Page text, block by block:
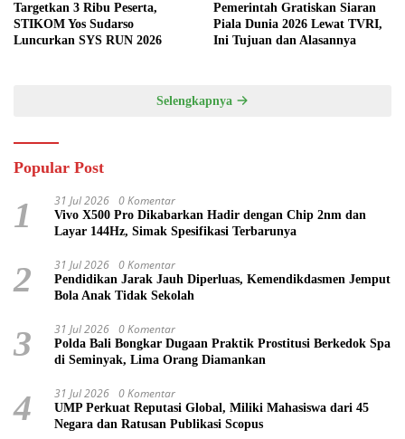
Targetkan 3 Ribu Peserta,
STIKOM Yos Sudarso
Luncurkan SYS RUN 2026
Pemerintah Gratiskan Siaran
Piala Dunia 2026 Lewat TVRI,
Ini Tujuan dan Alasannya
Selengkapnya
Popular Post
1 31 Jul 2026 0 Komentar
Vivo X500 Pro Dikabarkan Hadir dengan Chip 2nm dan
Layar 144Hz, Simak Spesifikasi Terbarunya
2 31 Jul 2026 0 Komentar
Pendidikan Jarak Jauh Diperluas, Kemendikdasmen Jemput
Bola Anak Tidak Sekolah
3 31 Jul 2026 0 Komentar
Polda Bali Bongkar Dugaan Praktik Prostitusi Berkedok Spa
di Seminyak, Lima Orang Diamankan
4 31 Jul 2026 0 Komentar
UMP Perkuat Reputasi Global, Miliki Mahasiswa dari 45
Negara dan Ratusan Publikasi Scopus